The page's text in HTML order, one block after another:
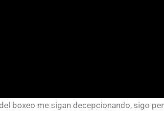
boxeo me sigan decepcionando, sigo